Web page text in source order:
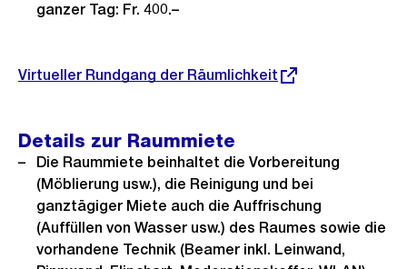
ganzer Tag: Fr. 400.–
Externer
Virtueller Rundgang der Räumlichkeit
Details zur Raummiete
Die Raummiete beinhaltet die Vorbereitung
(Möblierung usw.), die Reinigung und bei
ganztägiger Miete auch die Auffrischung
(Auffüllen von Wasser usw.) des Raumes sowie die
vorhandene Technik (Beamer inkl. Leinwand,